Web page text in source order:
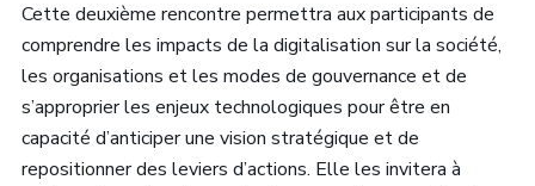
Cette deuxième rencontre permettra aux participants de
comprendre les impacts de la digitalisation sur la société,
les organisations et les modes de gouvernance et de
s’approprier les enjeux technologiques pour être en
capacité d’anticiper une vision stratégique et de
repositionner des leviers d’actions. Elle les invitera à